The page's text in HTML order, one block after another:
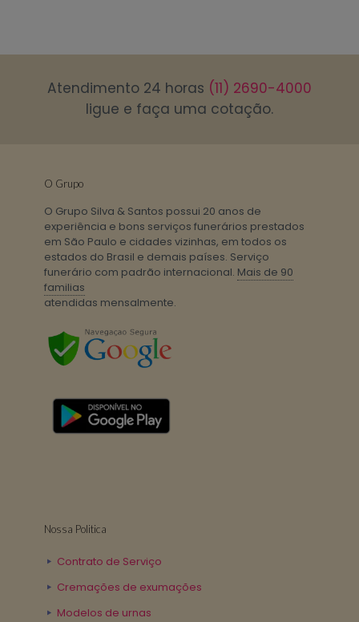
Atendimento 24 horas (11) 2690-4000
ligue e faça uma cotação.
O Grupo
O Grupo Silva & Santos possui 20 anos de
experiência e bons serviços funerários prestados
em São Paulo e cidades vizinhas, em todos os
estados do Brasil e demais países. Serviço
funerário com padrão internacional. Mais de 90
familias
atendidas mensalmente.
Nossa Politica
Contrato de Serviço
Cremações de exumações
Modelos de urnas